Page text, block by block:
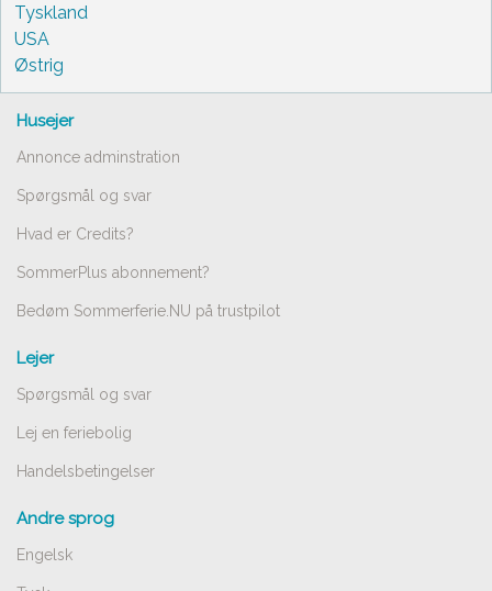
Tyskland
USA
Østrig
Husejer
Annonce adminstration
Spørgsmål og svar
Hvad er Credits?
SommerPlus abonnement?
Bedøm Sommerferie.NU på trustpilot
Lejer
Spørgsmål og svar
Lej en feriebolig
Handelsbetingelser
Andre sprog
Engelsk